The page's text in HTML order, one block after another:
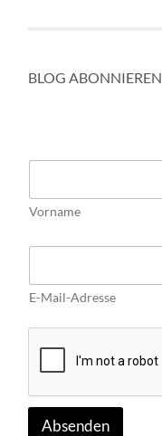
BLOG ABONNIEREN
N
m
e
Vorname
a
l
i
l
E
a
iE-Mail-Adresse
Absenden